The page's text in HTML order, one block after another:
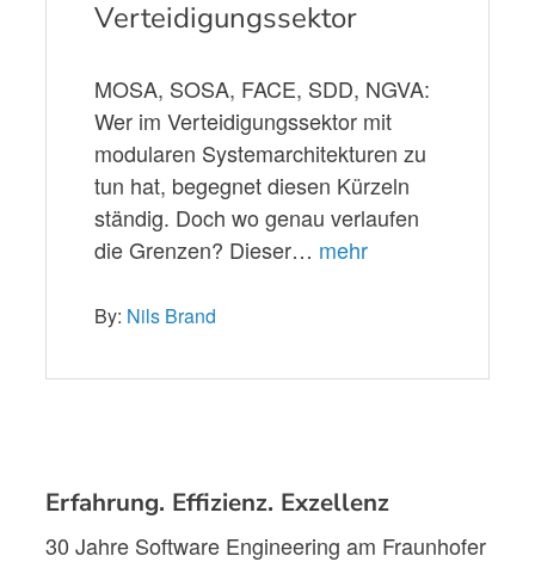
Verteidigungssektor
MOSA, SOSA, FACE, SDD, NGVA:
Wer im Verteidigungssektor mit
modularen Systemarchitekturen zu
tun hat, begegnet diesen Kürzeln
ständig. Doch wo genau verlaufen
die Grenzen? Dieser… mehr
By: Nils Brand
Erfahrung. Effizienz. Exzellenz
30 Jahre Software Engineering am Fraunhofer